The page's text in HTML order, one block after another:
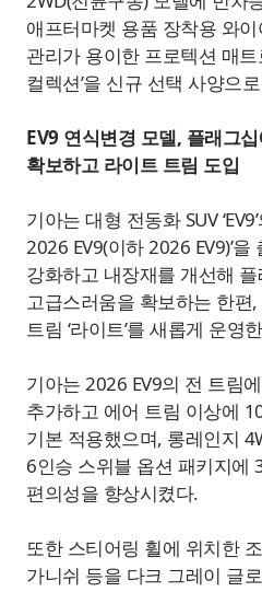
애프터마켓 용품 장착용 와
관리가 용이한 프로텍션 매
컬렉션’을 신규 선택 사양으
EV9 연식변경 모델, 플래그
확보하고 라이트 트림 도입
기아는 대형 전동화 SUV
2026 EV9(이하 2026 EV9)’
강화하고 내장재를 개선해
고급스러움을 확보하는 한편
트림 ‘라이트’를 새롭게 운영
기아는 2026 EV9의 전 트림
추가하고 에어 트림 이상에
기본 적용했으며, 롱레인지
6인승 스위블 옵션 패키지에
편의성을 향상시켰다.
또한 스티어링 휠에 위치한
가니쉬 등을 다크 그레이 글